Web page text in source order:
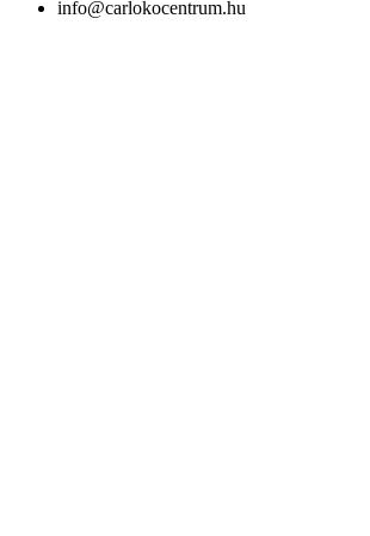
info@carlokocentrum.hu